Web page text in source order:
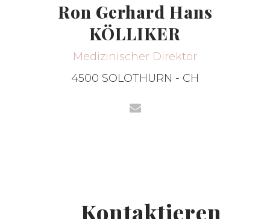
Ron Gerhard Hans
KÖLLIKER
Medizinischer Direktor
4500 SOLOTHURN - CH
Kontaktieren